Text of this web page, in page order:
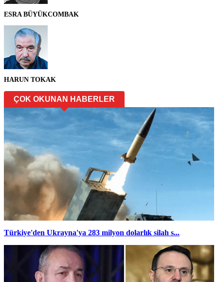
ESRA BÜYÜKCOMBAK
HARUN TOKAK
ÇOK OKUNAN HABERLER
Türkiye'den Ukrayna'ya 283 milyon dolarlık silah s...